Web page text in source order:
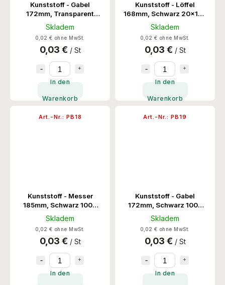
Kunststoff - Gabel
172mm, Transparent
1000 Stk/Krt
Skladem
0,02 € ohne MwSt.
0,03 € / St
In den
Warenkorb
Kunststoff - Löffel
168mm, Schwarz 20x100
Stk/Krt
Skladem
0,02 € ohne MwSt.
0,03 € / St
In den
Warenkorb
Kunststoff - Messer
185mm, Schwarz 1000
Stk/Krt
Skladem
0,02 € ohne MwSt.
0,03 € / St
In den
Art.-Nr.: PB18
Kunststoff - Gabel
172mm, Schwarz 1000
Stk/Krt
Skladem
0,02 € ohne MwSt.
0,03 € / St
In den
Art.-Nr.: PB19